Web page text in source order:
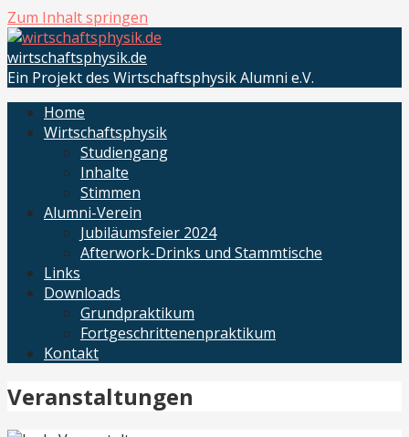
Zum Inhalt springen
wirtschaftsphysik.de
Ein Projekt des Wirtschaftsphysik Alumni e.V.
Home
Wirtschaftsphysik
Studiengang
Inhalte
Stimmen
Alumni-Verein
Jubiläumsfeier 2024
Afterwork-Drinks und Stammtische
Links
Downloads
Grundpraktikum
Fortgeschrittenenpraktikum
Kontakt
Veranstaltungen